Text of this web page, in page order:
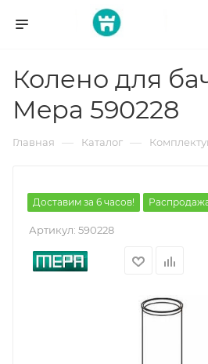
Колено для
Mepa 590228
Главная — Каталог —
Доставим за 6 часов!
Артикул: 590228